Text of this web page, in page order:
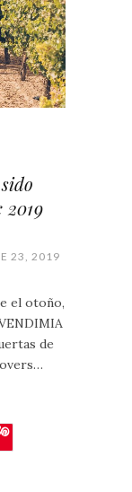
23, 2019
el otoño,
de